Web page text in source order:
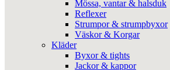
Mössa, vantar & halsduk
Reflexer
Strumpor & strumpbyxor
Väskor & Korgar
Kläder
Byxor & tights
Jackor & kappor